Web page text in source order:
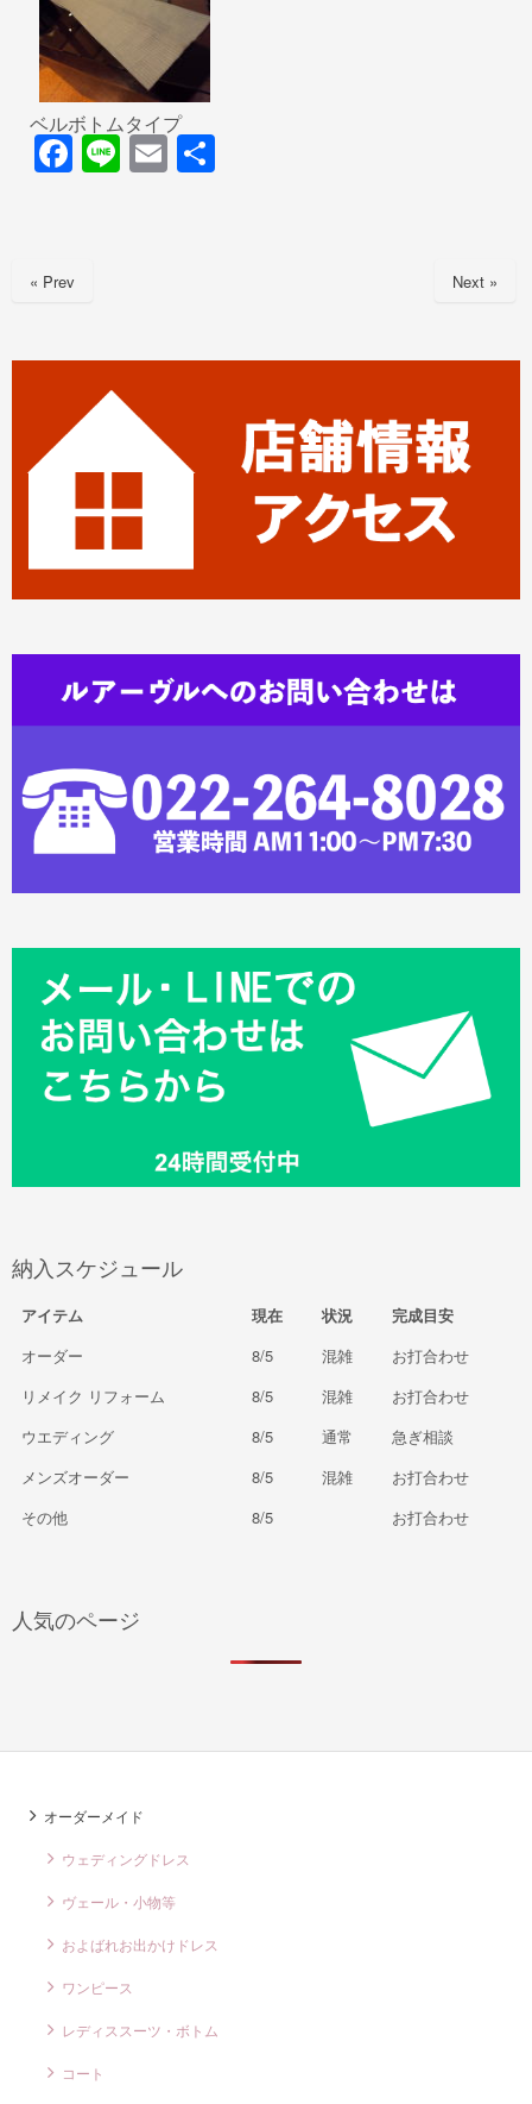
ベルボトムタイプ
F
a
e
k
Li
n
E
m
« Prev Next »
納入スケジュール
アイテム 現在 状況
完成目安
オーダー
8/5 混雑
お打合わせ
リメイク リフォーム
8/5 混雑
お打合わせ
ウエディング
8/5 通常
急ぎ相談
メンズオーダー
8/5 混雑
お打合わせ
その他
8/5 お打合わせ
人気のページ
オーダーメイド
ウェディングドレス
ヴェール・小物等
およばれお出かけドレス
ワンピース
レディススーツ・ボトム
コート